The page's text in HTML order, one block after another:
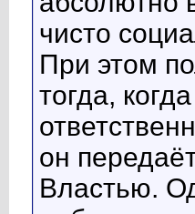
чисто
При этом
тогда,
он
Властью.